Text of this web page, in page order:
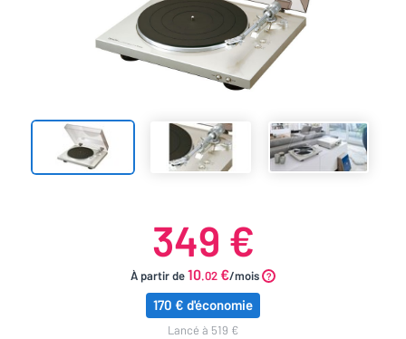
349 €
À partir de10.02 €/mois
170 € d'économie
lancé à 519 €